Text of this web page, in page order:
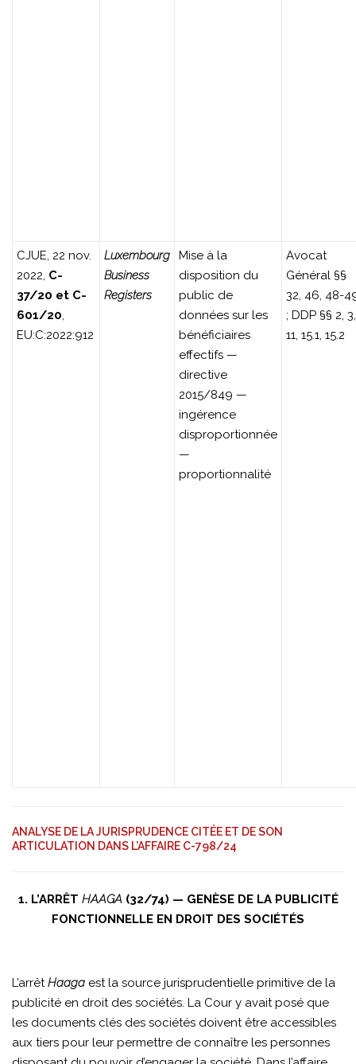
CJUE, 22 nov.
2022, C-
37/20 et C-
601/20,
EU:C:2022:912
Luxembourg
Business
Registers
Mise à la
disposition du
public de
données sur les
bénéficiaires
effectifs —
directive
2015/849 —
ingérence
disproportionnée
—
proportionnalité
Avocat
Général §§
32, 46, 48-
; DDP §§ 2, 3,
11, 15.1, 15.2
ANALYSE DE LA JURISPRUDENCE CITÉE ET DE SON
ARTICULATION DANS L’AFFAIRE C-798/24
1. L’ARRÊT HAAGA(32/74) — GENÈSE DE LA PUBLICITÉ
FONCTIONNELLE EN DROIT DES SOCIÉTÉS
L’arrêtHaaga est la source jurisprudentielle primitive de la
publicité en droit des sociétés. La Cour y avait posé que
les documents clés des sociétés doivent être accessibles
aux tiers pour leur permettre de connaître les personnes